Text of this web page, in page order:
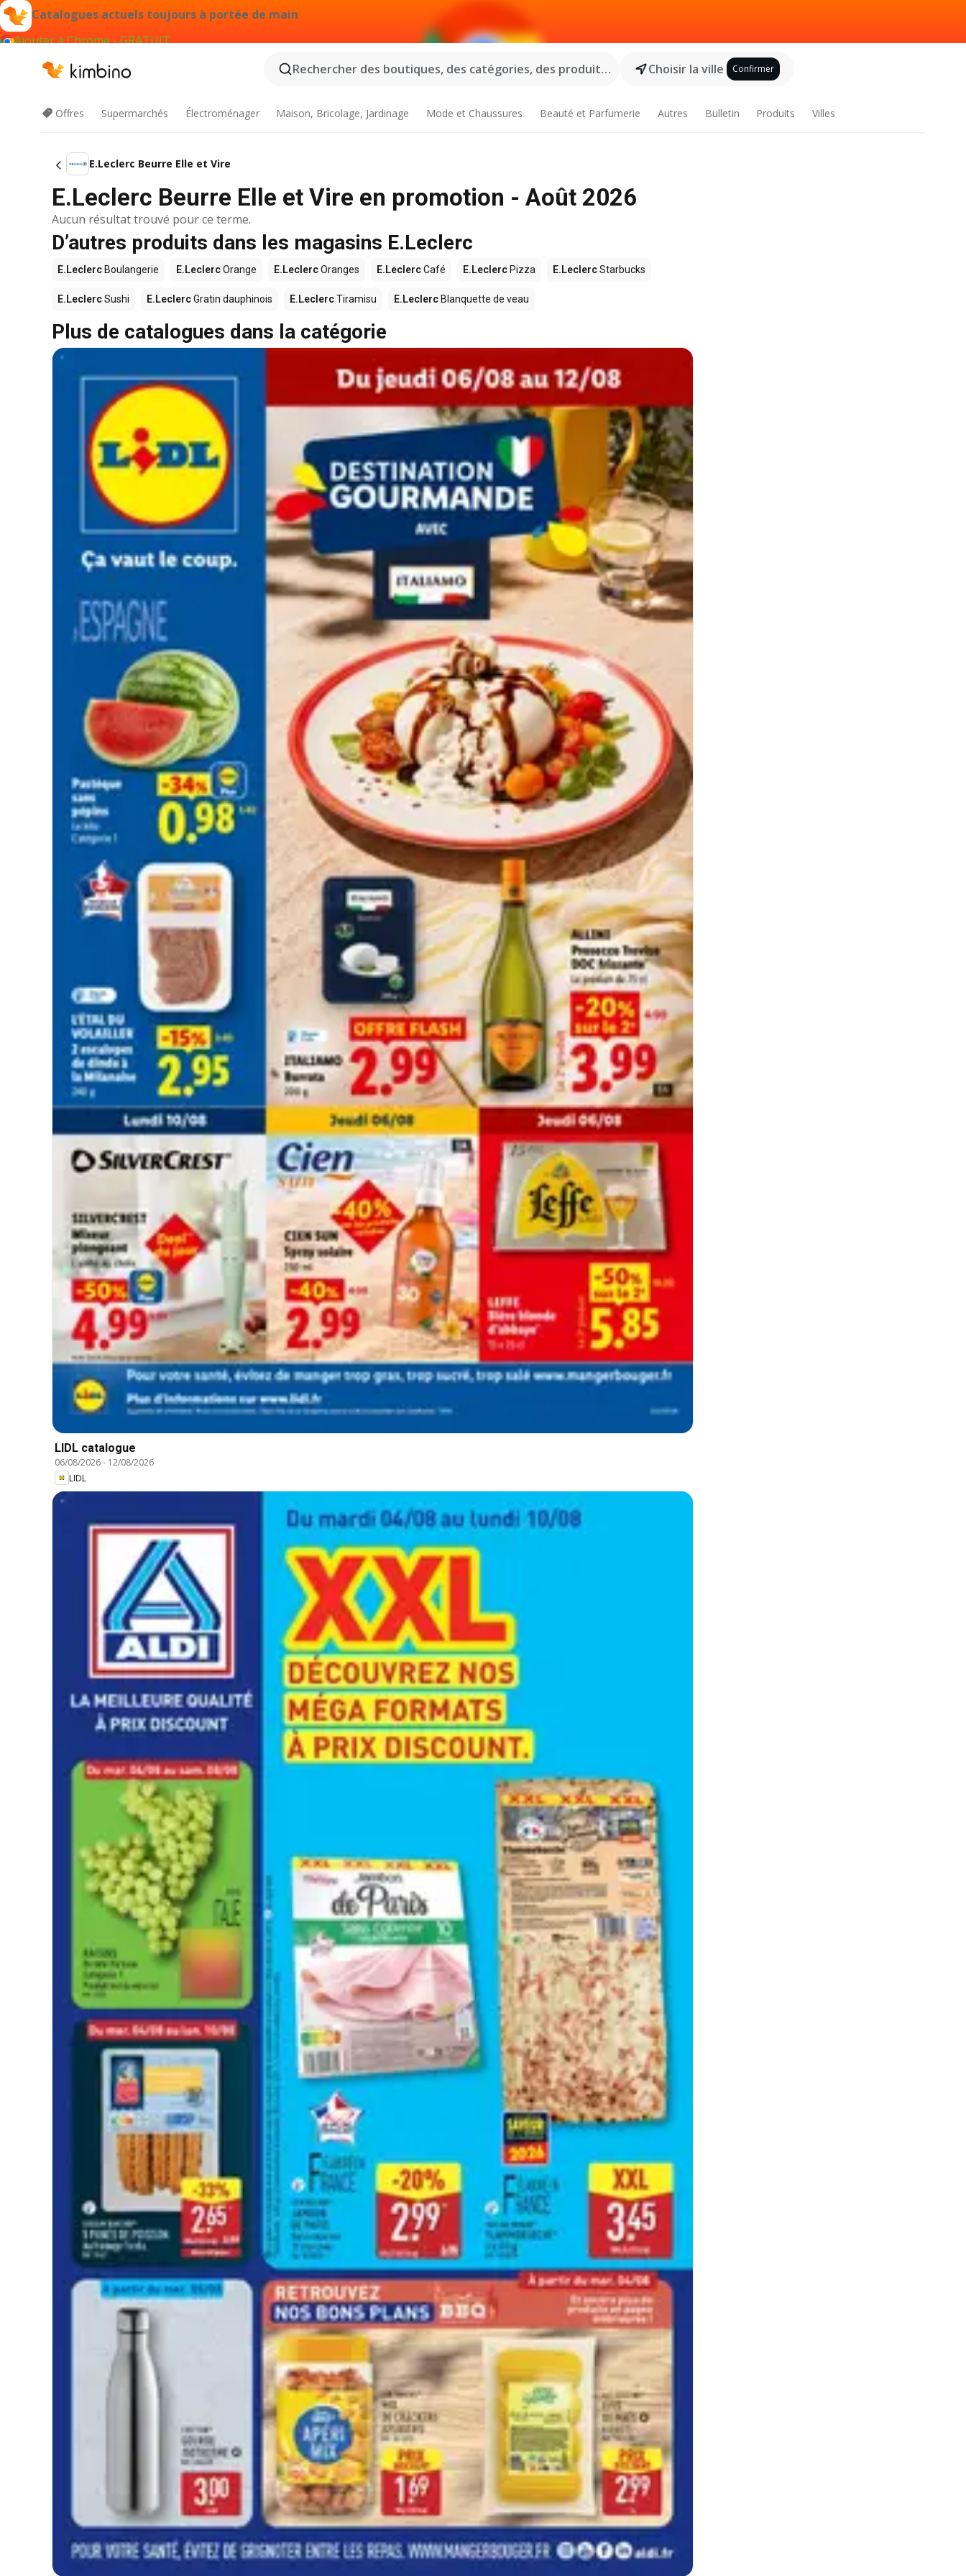
Catalogues actuels toujours à portée de main
Ajouter à Chrome - GRATUIT
Rechercher des boutiques, des catégories, des produits...
Choisir la ville Confirmer
Offres Supermarchés Électroménager Maison, Bricolage, Jardinage Mode et Chaussures Beauté et Parfumerie Autres Bulletin Produits Villes
E.Leclerc Beurre Elle et Vire
E.Leclerc Beurre Elle et Vire en promotion - Août 2026
Aucun résultat trouvé pour ce terme.
D’autres produits dans les magasins E.Leclerc
E.Leclerc Boulangerie E.LeclercOrange E.LeclercOranges E.LeclercCafé E.Leclerc Pizza E.LeclercStarbucks
E.LeclercSushi E.LeclercGratin dauphinois E.LeclercTiramisu E.Leclerc Blanquette de veau
Plus de catalogues dans la catégorie
LIDL catalogue
06/08/2026- 12/08/2026
LIDL